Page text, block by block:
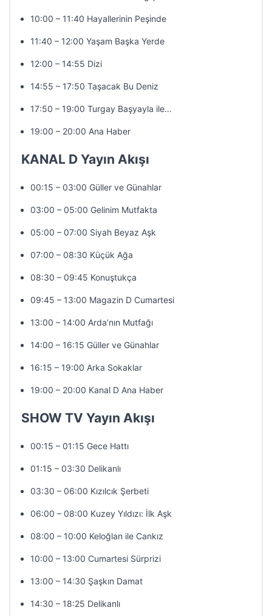
10:00 – 11:40 Hayallerinin Peşinde
11:40 – 12:00 Yaşam Başka Yerde
12:00 – 14:55 Dizi
14:55 – 17:50 Taşacak Bu Deniz
17:50 – 19:00 Turgay Başyayla ile…
19:00 – 20:00 Ana Haber
KANAL D Yayın Akışı
00:15 – 03:00 Güller ve Günahlar
03:00 – 05:00 Gelinim Mutfakta
05:00 – 07:00 Siyah Beyaz Aşk
07:00 – 08:30 Küçük Ağa
08:30 – 09:45 Konuştukça
09:45 – 13:00 Magazin D Cumartesi
13:00 – 14:00 Arda’nın Mutfağı
14:00 – 16:15 Güller ve Günahlar
16:15 – 19:00 Arka Sokaklar
19:00 – 20:00 Kanal D Ana Haber
SHOW TV Yayın Akışı
00:15 – 01:15 Gece Hattı
01:15 – 03:30 Delikanlı
03:30 – 06:00 Kızılcık Şerbeti
06:00 – 08:00 Kuzey Yıldızı: İlk Aşk
08:00 – 10:00 Keloğlan ile Cankız
10:00 – 13:00 Cumartesi Sürprizi
13:00 – 14:30 Şaşkın Damat
14:30 – 18:25 Delikanlı